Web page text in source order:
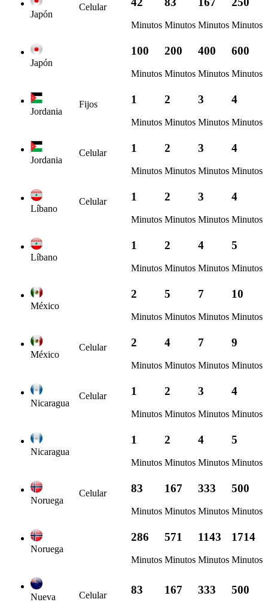
Japón
Celular
Minutos Minutos Minutos Minutos
Japón
100
Minutos
200
Minutos
400
Minutos
600
Minutos
Jordania
Fijos 1
Minutos
2
Minutos
3
Minutos
4
Minutos
Jordania
Celular 1
Minutos
2
Minutos
3
Minutos
4
Minutos
Líbano
Celular 1
Minutos
2
Minutos
3
Minutos
4
Minutos
Líbano
1
Minutos
2
Minutos
4
Minutos
5
Minutos
México
2
Minutos
5
Minutos
7
Minutos
10
Minutos
México
Celular 2
Minutos
4
Minutos
7
Minutos
9
Minutos
Nicaragua
Celular 1
Minutos
2
Minutos
3
Minutos
4
Minutos
Nicaragua
1
Minutos
2
Minutos
4
Minutos
5
Minutos
Noruega
Celular 83
Minutos
167
Minutos
333
Minutos
500
Minutos
Noruega
286
Minutos
571
Minutos
1143
Minutos
1714
Minutos
Nueva
Celular 83 167 333 500